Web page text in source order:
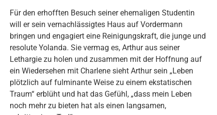
Für den erhofften Besuch seiner ehemaligen Studentin
will er sein vernachlässigtes Haus auf Vordermann
bringen und engagiert eine Reinigungskraft, die junge und
resolute Yolanda. Sie vermag es, Arthur aus seiner
Lethargie zu holen und zusammen mit der Hoffnung auf
ein Wiedersehen mit Charlene sieht Arthur sein „Leben
plötzlich auf fulminante Weise zu einem ekstatischen
Traum“ erblüht und hat das Gefühl, „dass mein Leben
noch mehr zu bieten hat als einen langsamen,